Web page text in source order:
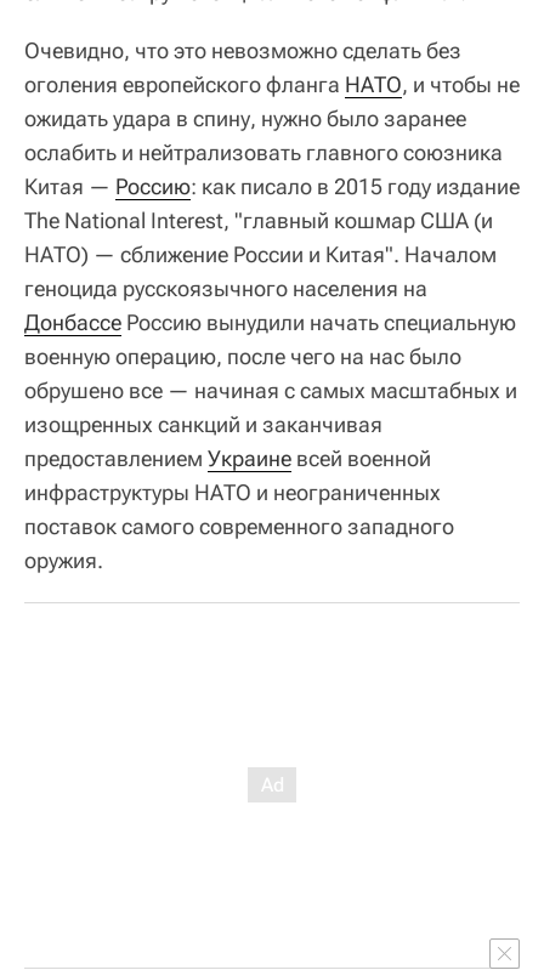
Очевидно, что это невозможно сделать без
оголения европейского фланга НАТО, и чтобы не
ожидать удара в спину, нужно было заранее
ослабить и нейтрализовать главного союзника
Китая — Россию: как писало в 2015 году издание
The National Interest, "главный кошмар США (и
НАТО) — сближение России и Китая". Началом
геноцида русскоязычного населения на
Донбассе Россию вынудили начать специальную
военную операцию, после чего на нас было
обрушено все — начиная с самых масштабных и
изощренных санкций и заканчивая
предоставлением Украине всей военной
инфраструктуры НАТО и неограниченных
поставок самого современного западного
оружия.